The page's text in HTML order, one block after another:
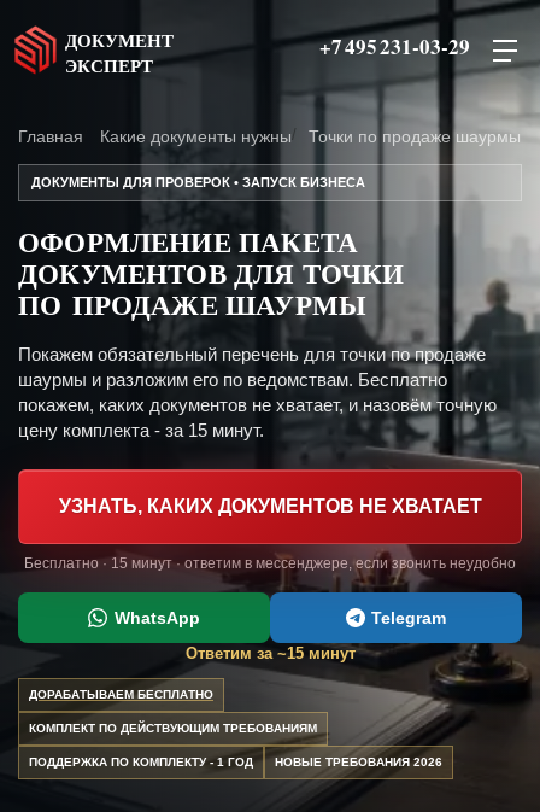
ДОКУМЕНТ
ЭКСПЕРТ
+7 495 231-03-29
Главная Какие документы нужны Точки по продаже шаурмы
ДОКУМЕНТЫ ДЛЯ ПРОВЕРОК • ЗАПУСК БИЗНЕСА
ОФОРМЛЕНИЕ ПАКЕТА
ДОКУМЕНТОВ ДЛЯ ТОЧКИ
ПО ПРОДАЖЕ ШАУРМЫ
Покажем обязательный перечень для точки по продаже
шаурмы и разложим его по ведомствам. Бесплатно
покажем, каких документов не хватает, и назовём точную
цену комплекта - за 15 минут.
УЗНАТЬ, КАКИХ ДОКУМЕНТОВ НЕ ХВАТАЕТ
Бесплатно · 15 минут · ответим в мессенджере, если звонить неудобно
WhatsApp Telegram
Ответим за ~15 минут
ДОРАБАТЫВАЕМ БЕСПЛАТНО
КОМПЛЕКТ ПО ДЕЙСТВУЮЩИМ ТРЕБОВАНИЯМ
ПОДДЕРЖКА ПО КОМПЛЕКТУ - 1 ГОД НОВЫЕ ТРЕБОВАНИЯ 2026